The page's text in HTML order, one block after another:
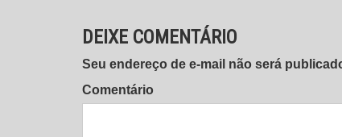
DEIXE COMENTÁRIO
Seu endereço de e-mail não será
Comentário